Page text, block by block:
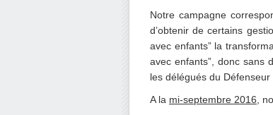
Notre campagne
d’obtenir de certains
avec enfants” la
avec enfants”, donc sans
les délégués du Défenseur
A la mi-septembre 2016 ,